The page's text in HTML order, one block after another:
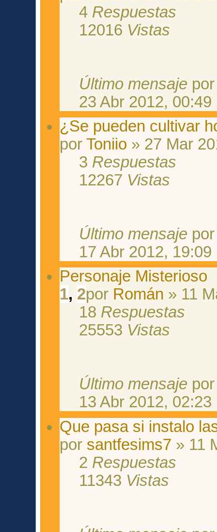
4 Respuestas
12016 Vistas
Último mensaje
23 Abr 2012, 00:49
¿Se pueden cultivar
porToniio » 27 Mar
3 Respuestas
12267 Vistas
Último mensaje
17 Abr 2012, 19:09
Personaje Misterioso
1, 2por Román » 11
18 Respuestas
25553 Vistas
Último mensaje
13 Abr 2012, 02:23
Que pasa si instalo
por santfesims7 » 11
2 Respuestas
11343 Vistas